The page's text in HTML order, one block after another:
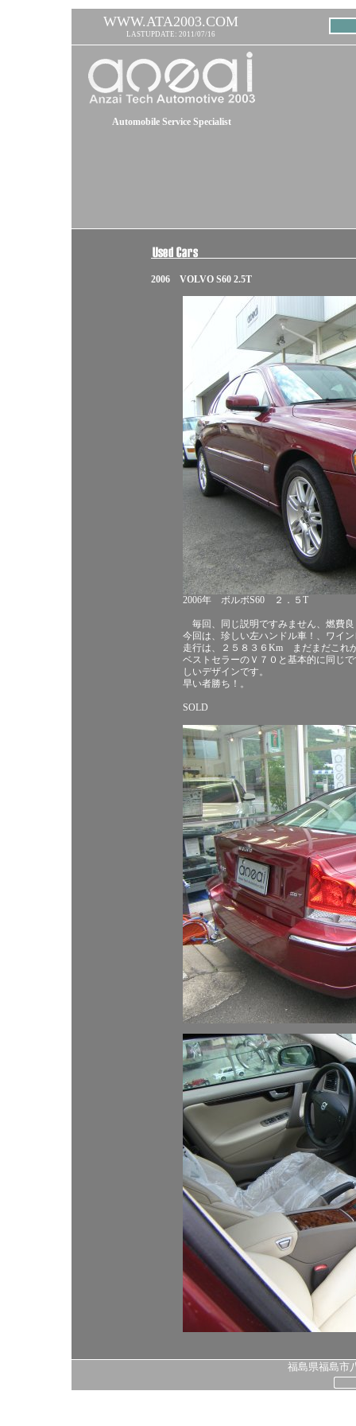
WWW.ATA2003.COM
LASTUPDATE: 2011/07/16
Automobile Service Specialist
2006 VOLVO S60 2.5T
2006年 ボルボS60 ２．５T
毎回、同じ説明ですみません、燃費
今回は、珍しい左ハンドル車！、ワイ
走行は、２５８３６Km まだまだこれ
ベストセラーのＶ７０と基本的に同じ
しいデザインです。
早い者勝ち！。
SOLD
福島県福島市